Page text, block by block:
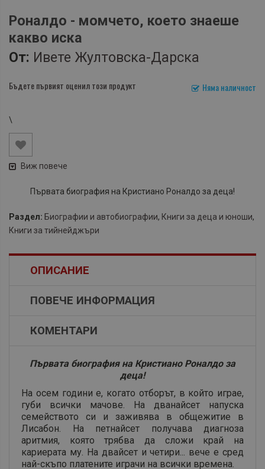
Роналдо - момчето, което знаеше
какво иска
От: Ивете Жултовска-Дарска
Няма наличност
Бъдете първият оценил този продукт
\
Виж повече
Първата биография на Кристиано Роналдо за деца!
Раздел: Биографии и автобиографии, Книги за деца и юноши,
Книги за тийнейджъри
ОПИСАНИЕ
ПОВЕЧЕ ИНФОРМАЦИЯ
КОМЕНТАРИ
Първата биография на Кристиано Роналдо за
деца!
На осем години е, когато отборът, в който играе,
губи всички мачове. На дванайсет напуска
семейството си и заживява в общежитие в
Лисабон. На петнайсет получава диагноза
аритмия, която трябва да сложи край на
кариерата му. На двайсет и четири... вече е сред
най-скъпо платените играчи на всички времена.